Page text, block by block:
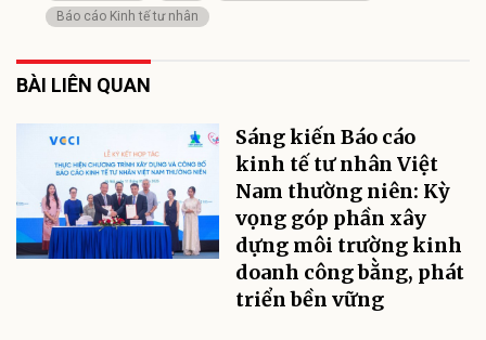
Báo cáo Kinh tế tư nhân
BÀI LIÊN QUAN
Sáng kiến Báo cáo
kinh tế tư nhân Việt
Nam thường niên: Kỳ
vọng góp phần xây
dựng môi trường kinh
doanh công bằng, phát
triển bền vững